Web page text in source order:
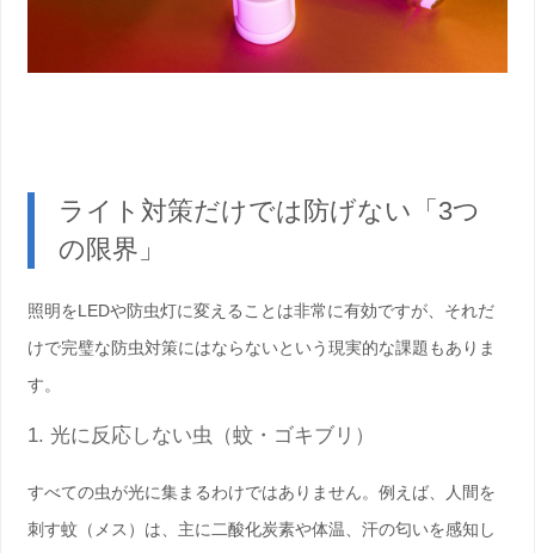
ライト対策だけでは防げない「3つ
の限界」
照明をLEDや防虫灯に変えることは非常に有効ですが、それだ
けで完璧な防虫対策にはならないという現実的な課題もありま
す。
1. 光に反応しない虫（蚊・ゴキブリ）
すべての虫が光に集まるわけではありません。例えば、人間を
刺す蚊（メス）は、主に二酸化炭素や体温、汗の匂いを感知し